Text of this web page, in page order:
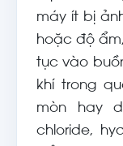
máy ít bị
hoặc độ
tục vào
khí trong
mòn hay
chloride,